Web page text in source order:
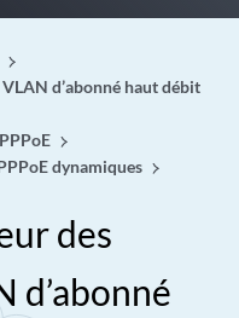
d’abonné haut débit
dynamiques
des
d’abonné